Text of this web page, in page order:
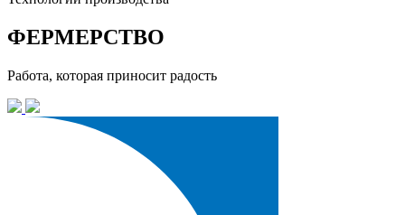
ФЕРМЕРСТВО
Работа, которая приносит радость